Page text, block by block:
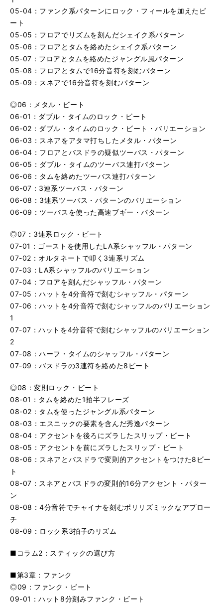
05-04：ファンク系パターンにロック・フィールを加えたビ
ート
05-05：フロアでリズムを刻んだシェイク系パターン
05-06：フロアとタムを絡めたシェイク系パターン
05-07：フロアとタムを絡めたジャングル風パターン
05-08：フロアとタムで16分音符を刻むパターン
05-09：スネアで16分音符を刻むパターン
◎06：メタル・ビート
06-01：ダブル・タイムのロック・ビート
06-02：ダブル・タイムのロック・ビート・バリエーション
06-03：スネアをアタマ打ちしたメタル・パターン
06-04：フロアとバスドラの疑似ツーバス・パターン
06-05：ダブル・タイムのツーバス連打パターン
06-06：タムを絡めたツーバス連打パターン
06-07：3連系ツーバス・パターン
06-08：3連系ツーバス・パターンのバリエーション
06-09：ツーバスを使った高速ブギー・パターン
◎07：3連系ロック・ビート
07-01：ゴーストを使用したLA系シャッフル・パターン
07-02：オルタネートで叩く3連系リズム
07-03：LA系シャッフルのバリエーション
07-04：フロアを刻んだシャッフル・パターン
07-05：ハットを4分音符で刻むシャッフル・パターン
07-06：ハットを4分音符で刻むシャッフルのバリエーション
1
07-07：ハットを4分音符で刻むシャッフルのバリエーション
2
07-08：ハーフ・タイムのシャッフル・パターン
07-09：バスドラの3連符を絡めた8ビート
◎08：変則ロック・ビート
08-01：タムを絡めた1拍半フレーズ
08-02：タムを使ったジャングル系パターン
08-03：エスニックの要素を含んだ秀逸パターン
08-04：アクセントを後ろにズラしたスリップ・ビート
08-05：アクセントを前にズラしたスリップ・ビート
08-06：スネアとバスドラで変則的アクセントをつけた8ビー
ト
08-07：スネアとバスドラの変則的16分アクセント・パター
ン
08-08：4分音符でチャイナを刻むポリリズミックなアプロー
チ
08-09：ロック系3拍子のリズム
■コラム2：スティックの選び方
■第3章：ファンク
◎09：ファンク・ビート
09-01：ハット8分刻みファンク・ビート